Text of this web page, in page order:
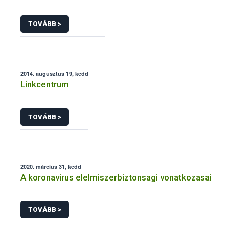
TOVÁBB >
2014. augusztus 19, kedd
Linkcentrum
TOVÁBB >
2020. március 31, kedd
A koronavirus elelmiszerbiztonsagi vonatkozasai
TOVÁBB >